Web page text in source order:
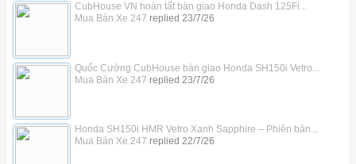
CubHouse VN hoàn tất bàn giao Honda Dash 125Fi...
Mua Bán Xe 247 replied 23/7/26
Quốc Cường CubHouse bàn giao Honda SH150i Vetro...
Mua Bán Xe 247 replied 23/7/26
Honda SH150i HMR Vetro Xanh Sapphire – Phiên bản...
Mua Bán Xe 247 replied 22/7/26